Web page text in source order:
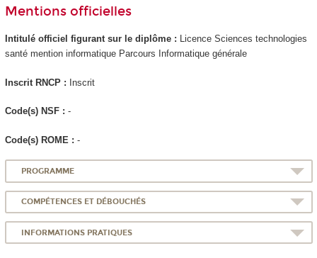
Mentions officielles
Intitulé officiel figurant sur le diplôme : Licence Sciences technologies
santé mention informatique Parcours Informatique générale
Inscrit RNCP: Inscrit
Code(s) NSF : -
Code(s) ROME : -
PROGRAMME
COMPÉTENCES ET DÉBOUCHÉS
INFORMATIONS PRATIQUES